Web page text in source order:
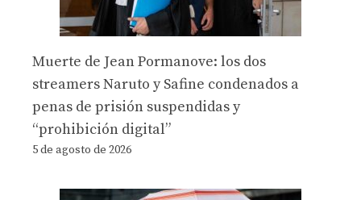
Muerte de Jean Pormanove: los dos
streamers Naruto y Safine condenados a
penas de prisión suspendidas y
“prohibición digital”
5 de agosto de 2026